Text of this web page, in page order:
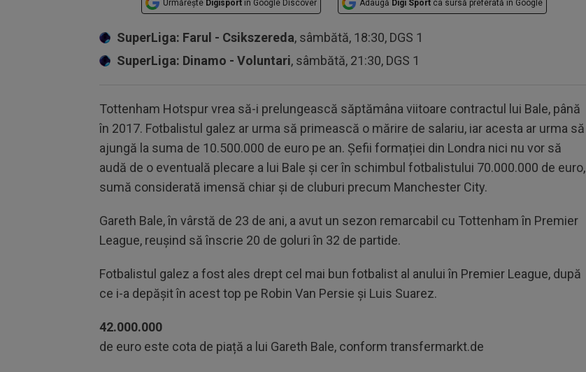
Urmărește Digisport în Google Discover Adaugă Digi Sport ca sursă preferată în Google
SuperLiga: Farul - Csikszereda, sâmbătă, 18:30, DGS 1
SuperLiga: Dinamo - Voluntari, sâmbătă, 21:30, DGS 1
Tottenham Hotspur vrea să-i prelungească săptămâna viitoare contractul lui Bale, până
în 2017. Fotbalistul galez ar urma să primească o mărire de salariu, iar acesta ar urma să
ajungă la suma de 10.500.000 de euro pe an. Șefii formației din Londra nici nu vor să
audă de o eventuală plecare a lui Bale și cer în schimbul fotbalistului 70.000.000 de euro,
sumă considerată imensă chiar și de cluburi precum Manchester City.
Gareth Bale, în vârstă de 23 de ani, a avut un sezon remarcabil cu Tottenham în Premier
League, reușind să înscrie 20 de goluri în 32 de partide.
Fotbalistul galez a fost ales drept cel mai bun fotbalist al anului în Premier League, după
ce i-a depășit în acest top pe Robin Van Persie și Luis Suarez.
42.000.000
de euro este cota de piață a lui Gareth Bale, conform transfermarkt.de